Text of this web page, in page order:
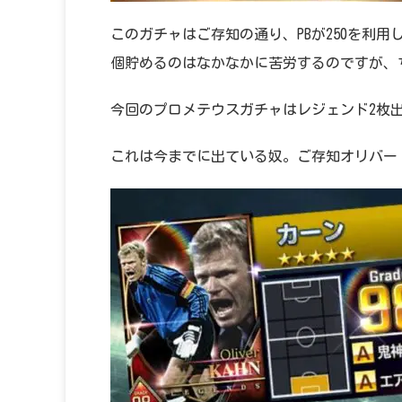
このガチャはご存知の通り、PBが250を利
個貯めるのはなかなかに苦労するのですが
今回のプロメテウスガチャはレジェンド2枚
これは今までに出ている奴。ご存知オリバー